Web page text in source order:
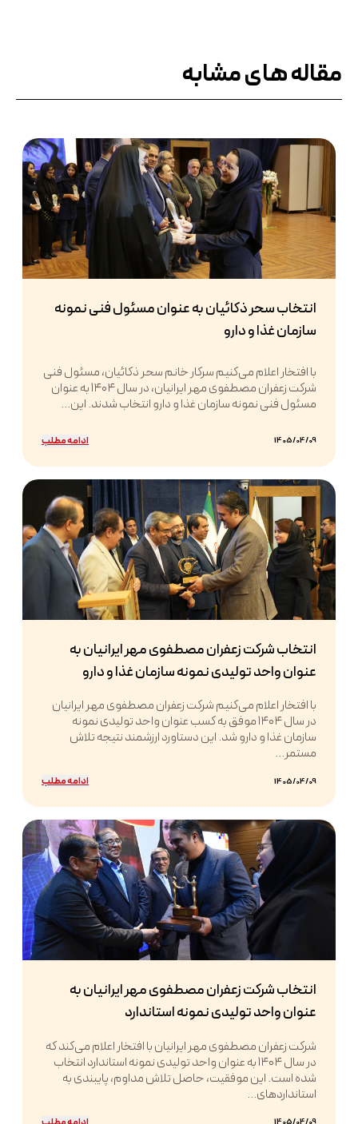
مقاله های مشابه
انتخاب سحر ذکائیان به عنوان مسئول فنی نمونه
سازمان غذا و دارو
با افتخار اعلام می‌کنیم سرکار خانم سحر ذکائیان، مسئول فنی
شرکت زعفران مصطفوی مهر ایرانیان، در سال ۱۴۰۴ به عنوان
مسئول فنی نمونه سازمان غذا و دارو انتخاب شدند. این...
1405/04/09 ادامه مطلب
انتخاب شرکت زعفران مصطفوی مهر ایرانیان به
عنوان واحد تولیدی نمونه سازمان غذا و دارو
با افتخار اعلام می‌کنیم شرکت زعفران مصطفوی مهر ایرانیان
در سال ۱۴۰۴ موفق به کسب عنوان واحد تولیدی نمونه
سازمان غذا و دارو شد. این دستاورد ارزشمند نتیجه تلاش
مستمر...
1405/04/09 ادامه مطلب
انتخاب شرکت زعفران مصطفوی مهر ایرانیان به
عنوان واحد تولیدی نمونه استاندارد
شرکت زعفران مصطفوی مهر ایرانیان با افتخار اعلام می‌کند که
در سال ۱۴۰۴ به عنوان واحد تولیدی نمونه استاندارد انتخاب
شده است. این موفقیت، حاصل تلاش مداوم، پایبندی به
استانداردهای...